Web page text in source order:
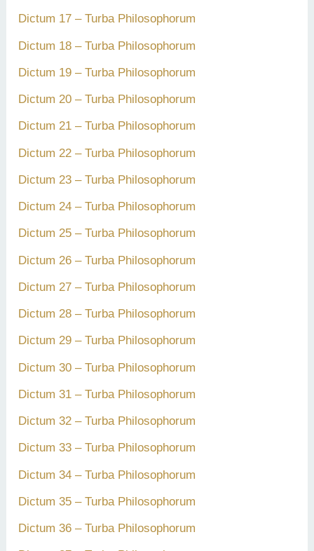
Dictum 17 – Turba Philosophorum
Dictum 18 – Turba Philosophorum
Dictum 19 – Turba Philosophorum
Dictum 20 – Turba Philosophorum
Dictum 21 – Turba Philosophorum
Dictum 22 – Turba Philosophorum
Dictum 23 – Turba Philosophorum
Dictum 24 – Turba Philosophorum
Dictum 25 – Turba Philosophorum
Dictum 26 – Turba Philosophorum
Dictum 27 – Turba Philosophorum
Dictum 28 – Turba Philosophorum
Dictum 29 – Turba Philosophorum
Dictum 30 – Turba Philosophorum
Dictum 31 – Turba Philosophorum
Dictum 32 – Turba Philosophorum
Dictum 33 – Turba Philosophorum
Dictum 34 – Turba Philosophorum
Dictum 35 – Turba Philosophorum
Dictum 36 – Turba Philosophorum